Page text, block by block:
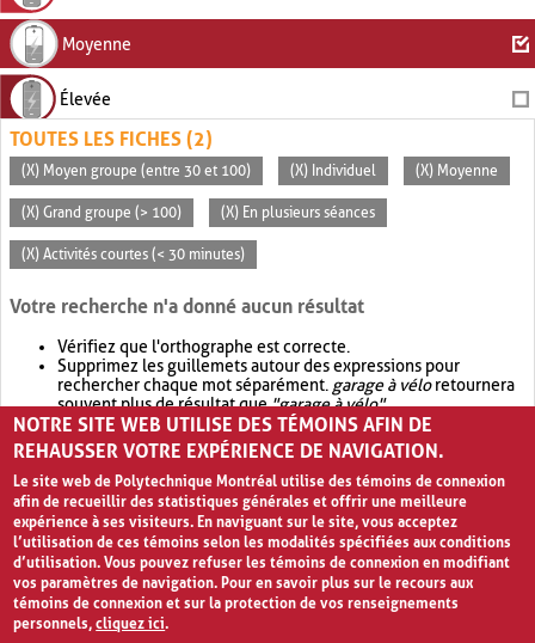
Moyenne
Élevée
TOUTES LES FICHES (2)
(X) Moyen groupe (entre 30 et 100) (X) Individuel (X) Moyenne
(X) Grand groupe (> 100) (X) En plusieurs séances
(X) Activités courtes (< 30 minutes)
Votre recherche n'a donné aucun résultat
Vérifiez que l'orthographe est correcte.
Supprimez les guillemets autour des expressions pour
rechercher chaque mot séparément. garage à véloretournera
souvent plus de résultat que"garage à vélo".
Envisagez d'élargir votre recherche avec OR.garage OR vélo
retournera souvent plus de résultat quegarage à vélo
NOTRE SITE WEB UTILISE DES TÉMOINS AFIN DE
REHAUSSER VOTRE EXPÉRIENCE DE NAVIGATION.
Le site web de Polytechnique Montréal utilise des témoins de connexion
afin de recueillir des statistiques générales et offrir une meilleure
expérience à ses visiteurs. En naviguant sur le site, vous acceptez
l’utilisation de ces témoins selon les modalités spécifiées aux conditions
d’utilisation. Vous pouvez refuser les témoins de connexion en modifiant
vos paramètres de navigation. Pour en savoir plus sur le recours aux
témoins de connexion et sur la protection de vos renseignements
personnels,cliquez ici.